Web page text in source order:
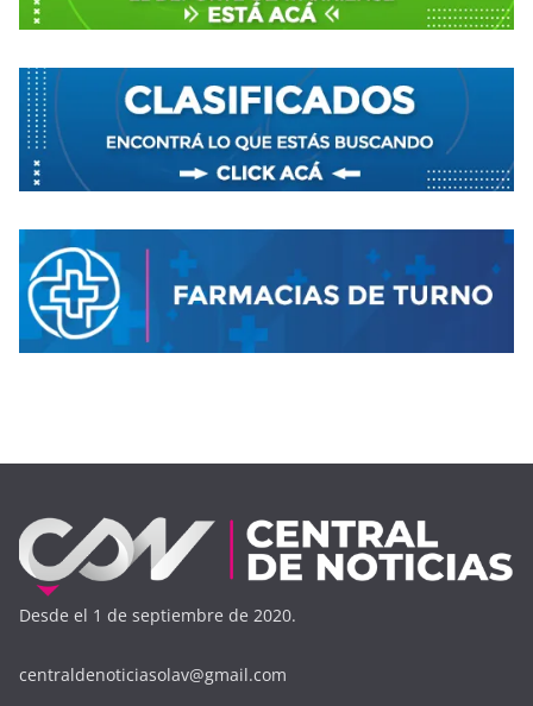
Desde el 1 de septiembre de 2020.
centraldenoticiasolav@gmail.com